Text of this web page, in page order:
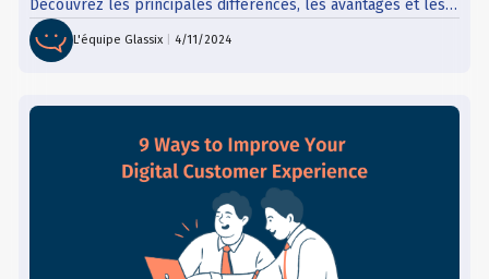
Découvrez les principales différences, les avantages et les
inconvénients du chat en direct et des chatbots dans notre
dernier article.
L'équipe Glassix |4/11/2024